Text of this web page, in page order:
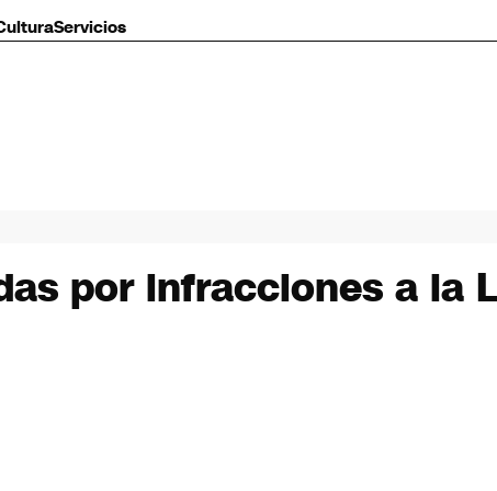
Servicios
por infracciones a la